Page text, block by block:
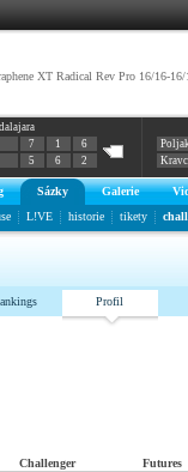
XT Radical Rev Pro 16/16-16/
7 1
6
5 6 2
Sázky Galerie
L!VE historie tikety
Profil
Challenger Futures